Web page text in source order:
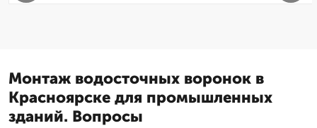
Монтаж водосточных воронок в
Красноярске для промышленных
зданий. Вопросы